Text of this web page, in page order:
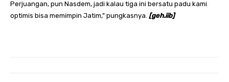
Perjuangan, pun Nasdem, jadi kalau tiga ini bersatu padu kami
optimis bisa memimpin Jatim,” pungkasnya. [geh.iib]